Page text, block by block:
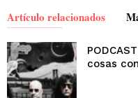
Artículo relacionados
cosas